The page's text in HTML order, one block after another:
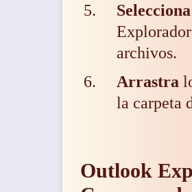
Selecciona
archivos.
Arrastra
la carpeta
Outlook